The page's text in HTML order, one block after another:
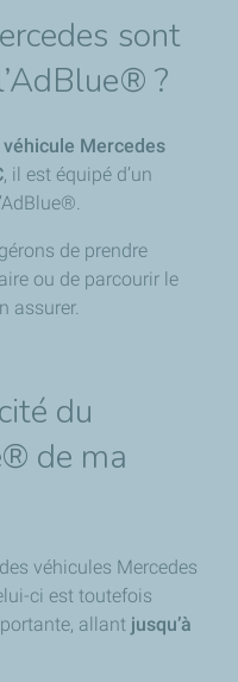
sont
?
véhicule Mercedes
, il est équipé d’un
de prendre
ou de parcourir le
assurer.
du
de ma
véhicules Mercedes
ci est toutefois
allant jusqu’à